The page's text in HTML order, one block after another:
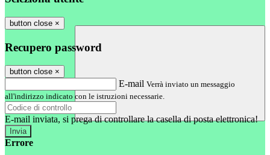
button close ×
Recupero password
button close ×
E-mail Verrà inviato un messaggio
all'indirizzo indicato con le istruzioni necessarie.
E-mail inviata, si prega di controllare la casella di posta elettronica!
Errore